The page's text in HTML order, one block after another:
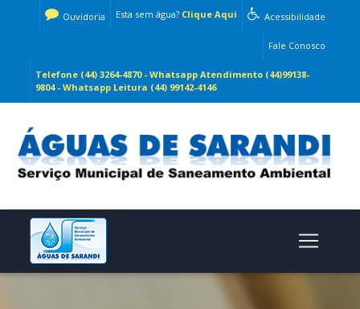
Acessibilidade
Esta sem água? Clique Aqui
Ouvidoria
Fale Conosco
Telefone (44) 3264-4870 - Whatsapp Atendimento (44)99138-
9804 - Whatsapp Leitura (44) 99142-4146